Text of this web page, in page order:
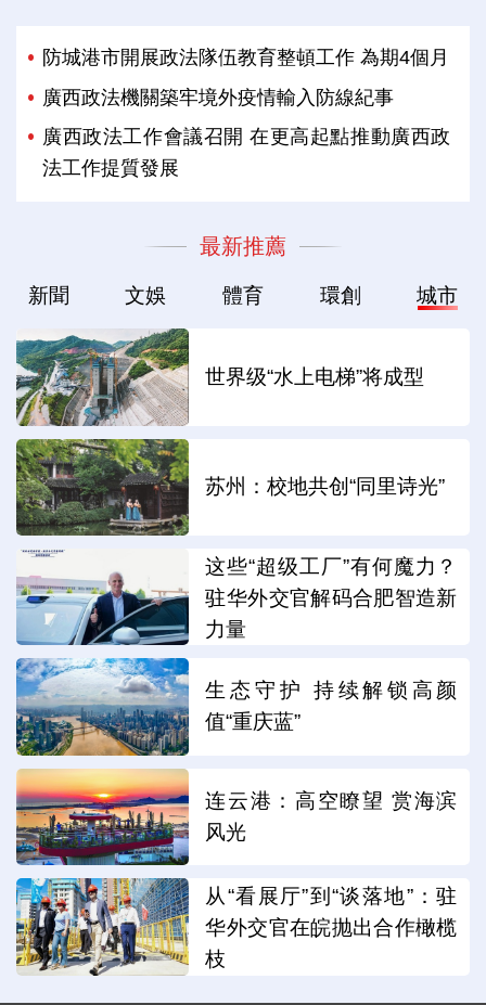
防城港市開展政法隊伍教育整頓工作 為期4個月
廣西政法機關築牢境外疫情輸入防線紀事
廣西政法工作會議召開 在更高起點推動廣西政
法工作提質發展
最新推薦
新聞 文娛 體育 環創 城市
世界级“水上电梯”将成型
苏州：校地共创“同里诗光”
这些“超级工厂”有何魔力？
驻华外交官解码合肥智造新
力量
生态守护 持续解锁高颜
值“重庆蓝”
连云港：高空瞭望 赏海滨
风光
从“看展厅”到“谈落地”：驻
华外交官在皖抛出合作橄榄
枝